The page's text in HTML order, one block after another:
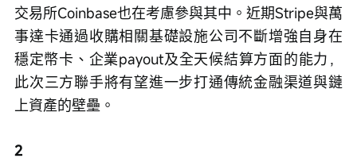
交易所Coinbase也在考慮參與其中。近期Stripe與萬
事達卡通過收購相關基礎設施公司不斷增強自身在
穩定幣卡、企業payout及全天候結算方面的能力，
此次三方聯手將有望進一步打通傳統金融渠道與鏈
上資產的壁壘。
2